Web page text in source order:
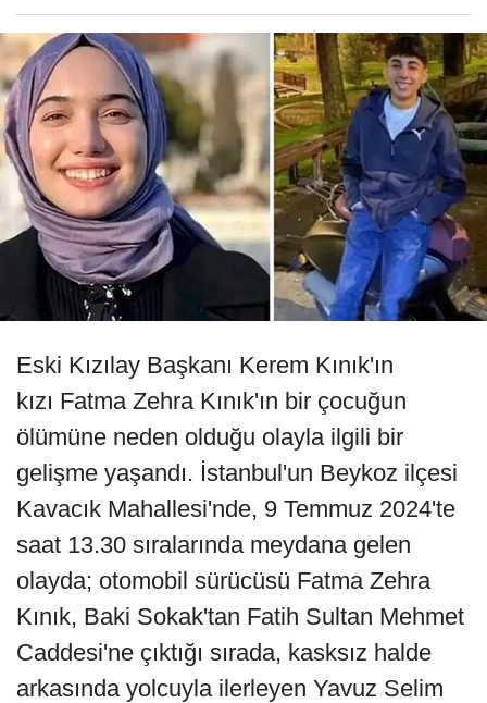
Eski Kızılay Başkanı Kerem Kınık'ın
kızı Fatma Zehra Kınık'ın bir çocuğun
ölümüne neden olduğu olayla ilgili bir
gelişme yaşandı. İstanbul'un Beykoz ilçesi
Kavacık Mahallesi'nde, 9 Temmuz 2024'te
saat 13.30 sıralarında meydana gelen
olayda; otomobil sürücüsü Fatma Zehra
Kınık, Baki Sokak'tan Fatih Sultan Mehmet
Caddesi'ne çıktığı sırada, kasksız halde
arkasında yolcuyla ilerleyen Yavuz Selim